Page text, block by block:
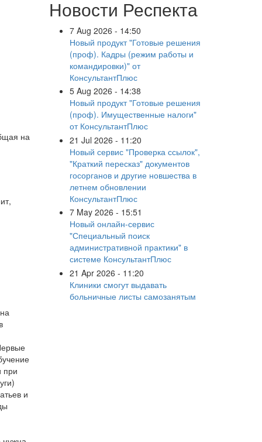
на
при
и
Новости Респекта
7 Aug 2026 - 14:50
Новый продукт "Готовые решения
(проф). Кадры (режим работы и
командировки)" от
КонсультантПлюс
5 Aug 2026 - 14:38
Новый продукт "Готовые решения
(проф). Имущественные налоги"
от КонсультантПлюс
21 Jul 2026 - 11:20
Новый сервис "Проверка ссылок",
"Краткий пересказ" документов
госорганов и другие новшества в
летнем обновлении
КонсультантПлюс
7 May 2026 - 15:51
Новый онлайн-сервис
"Специальный поиск
административной практики" в
системе КонсультантПлюс
21 Apr 2026 - 11:20
Клиники смогут выдавать
больничные листы самозанятым